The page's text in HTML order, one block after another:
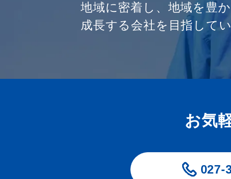
地域に密着し、地域を豊
成長する会社を目指してい
お気
027-